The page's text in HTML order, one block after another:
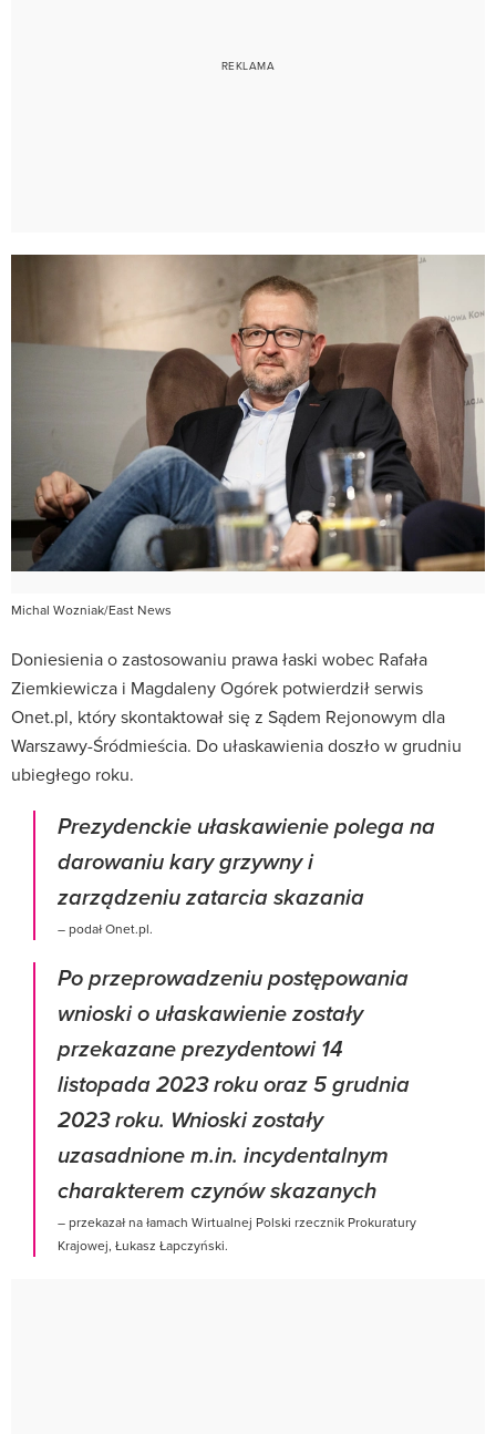
Michal Wozniak/East News
Doniesienia o zastosowaniu prawa łaski wobec Rafała
Ziemkiewicza i Magdaleny Ogórek potwierdził serwis
Onet.pl, który skontaktował się z Sądem Rejonowym dla
Warszawy-Śródmieścia. Do ułaskawienia doszło w grudniu
ubiegłego roku.
Prezydenckie ułaskawienie polega na
darowaniu kary grzywny i
zarządzeniu zatarcia skazania
– podał Onet.pl.
Po przeprowadzeniu postępowania
wnioski o ułaskawienie zostały
przekazane prezydentowi 14
listopada 2023 roku oraz 5 grudnia
2023 roku. Wnioski zostały
uzasadnione m.in. incydentalnym
charakterem czynów skazanych
– przekazał na łamach Wirtualnej Polski rzecznik Prokuratury
Krajowej, Łukasz Łapczyński.